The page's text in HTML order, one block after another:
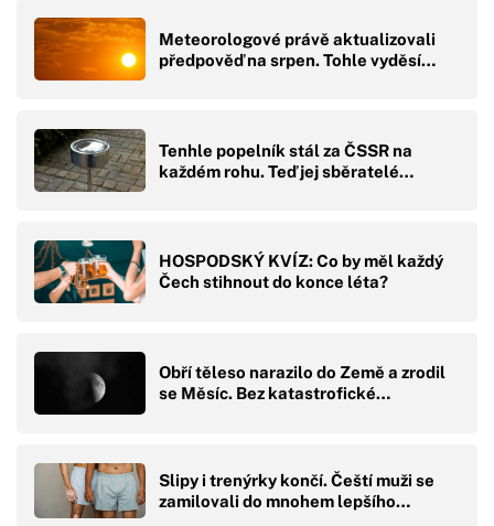
Meteorologové právě aktualizovali
předpověď na srpen. Tohle vyděsí…
Tenhle popelník stál za ČSSR na
každém rohu. Teď jej sběratelé…
HOSPODSKÝ KVÍZ: Co by měl každý
Čech stihnout do konce léta?
Obří těleso narazilo do Země a zrodil
se Měsíc. Bez katastrofické…
Slipy i trenýrky končí. Čeští muži se
zamilovali do mnohem lepšího…